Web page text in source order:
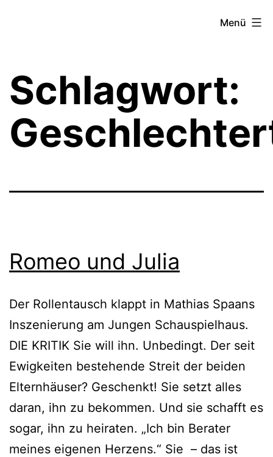
Menü
Schlagwort:
Romeo und Julia
Der Rollentausch klappt in Mathias Spaans
Inszenierung am Jungen Schauspielhaus.
DIE KRITIK Sie will ihn. Unbedingt. Der seit
Ewigkeiten bestehende Streit der beiden
Elternhäuser? Geschenkt! Sie setzt alles
daran, ihn zu bekommen. Und sie schafft es
sogar, ihn zu heiraten. „Ich bin Berater
meines eigenen Herzens.“ Sie – das ist